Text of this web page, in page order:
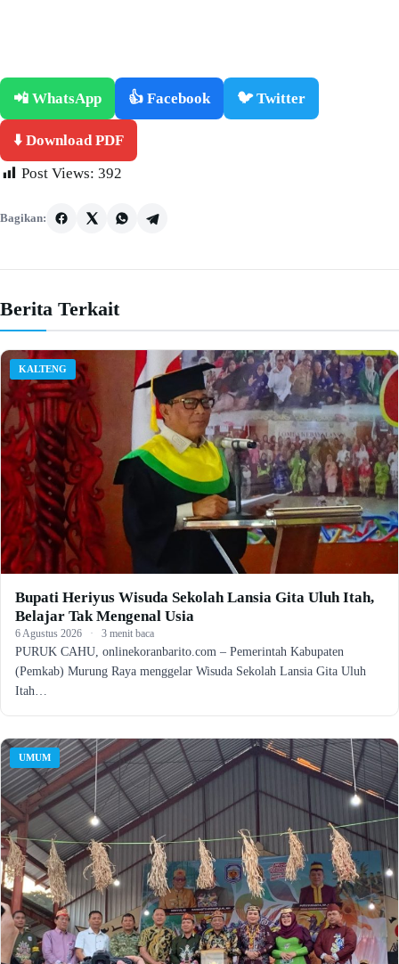
📲 WhatsApp 👍 Facebook 🐦 Twitter
⬇️ Download PDF
Post Views: 392
Bagikan:
Berita Terkait
KALTENG
Bupati Heriyus Wisuda Sekolah Lansia Gita Uluh Itah,
Belajar Tak Mengenal Usia
6 Agustus 2026 · 3 menit baca
PURUK CAHU, onlinekoranbarito.com – Pemerintah Kabupaten
(Pemkab) Murung Raya menggelar Wisuda Sekolah Lansia Gita Uluh
Itah…
UMUM